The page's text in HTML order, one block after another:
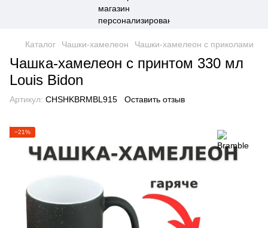
Каталог Чашки-хамелеон Чашки-хамелеон с приколами
Чашка-хамелеон с принтом 330 мл
Louis Bidon
Артикул: CHSHKBRMBL915 Оставить отзыв
−21%